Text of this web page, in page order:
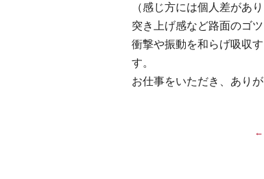
（感じ方には個人差があり
突き上げ感など路面のゴ
衝撃や振動を和らげ吸収
す。
お仕事をいただき、あり
←